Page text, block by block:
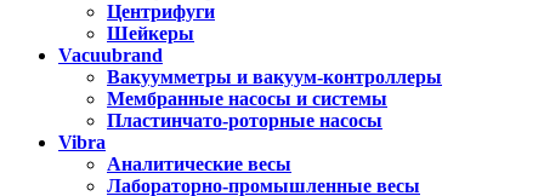
Центрифуги
Шейкеры
Vacuubrand
Вакуумметры и вакуум-контроллеры
Мембранные насосы и системы
Пластинчато-роторные насосы
Vibra
Аналитические весы
Лабораторно-промышленные весы